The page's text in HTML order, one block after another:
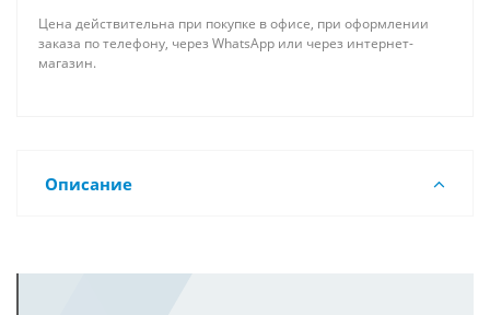
Цена действительна при покупке в офисе, при оформлении
заказа по телефону, через WhatsApp или через интернет-
магазин.
Описание